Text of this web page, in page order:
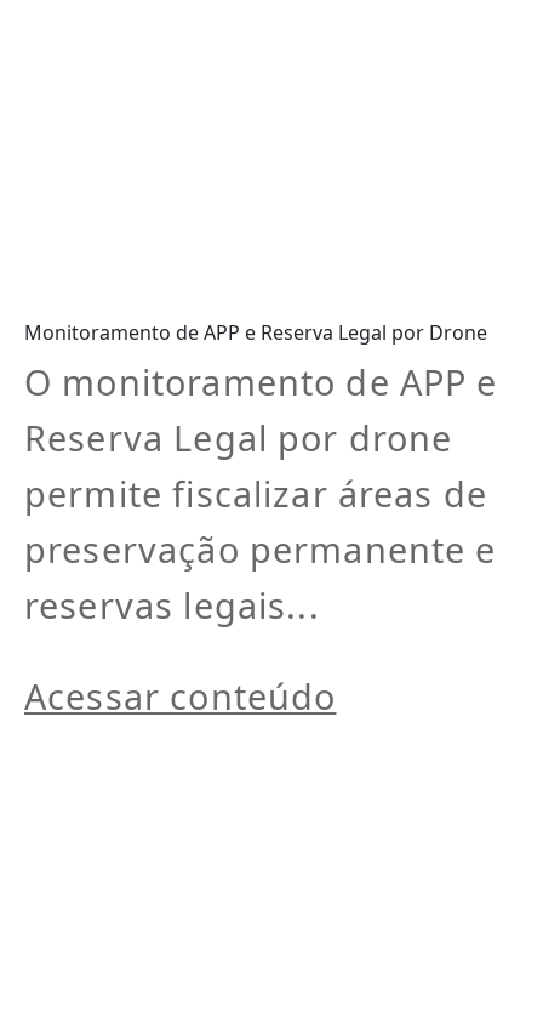
Monitoramento de APP e Reserva Legal por Drone
O monitoramento de APP e
Reserva Legal por drone
permite fiscalizar áreas de
preservação permanente e
reservas legais...
Acessar conteúdo